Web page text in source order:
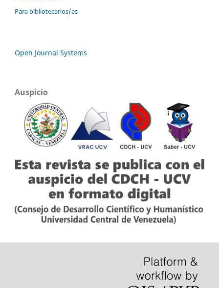
Para bibliotecarios/as
Open Journal Systems
Auspicio